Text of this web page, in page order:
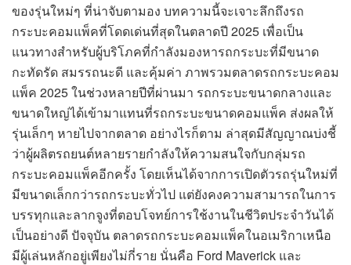
ของรุ่นใหม่ๆ ที่น่าจับตามอง บทความนี้จะเจาะลึกถึงรถ
กระบะคอมแพ็คที่โดดเด่นที่สุดในตลาดปี 2025 เพื่อเป็น
แนวทางสำหรับผู้บริโภคที่กำลังมองหารถกระบะที่มีขนาด
กะทัดรัด สมรรถนะดี และคุ้มค่า ภาพรวมตลาดรถกระบะคอม
แพ็ค 2025 ในช่วงหลายปีที่ผ่านมา รถกระบะขนาดกลางและ
ขนาดใหญ่ได้เข้ามาแทนที่รถกระบะขนาดคอมแพ็ค ส่งผลให้
รุ่นเล็กๆ หายไปจากตลาด อย่างไรก็ตาม ล่าสุดมีสัญญาณบ่งชี้
ว่าผู้ผลิตรถยนต์หลายรายกำลังให้ความสนใจกับกลุ่มรถ
กระบะคอมแพ็คอีกครั้ง โดยเห็นได้จากการเปิดตัวรถรุ่นใหม่ที่
มีขนาดเล็กกว่ารถกระบะทั่วไป แต่ยังคงความสามารถในการ
บรรทุกและลากจูงที่ตอบโจทย์การใช้งานในชีวิตประจำวันได้
เป็นอย่างดี ปัจจุบัน ตลาดรถกระบะคอมแพ็คในอเมริกาเหนือ
มีผู้เล่นหลักอยู่เพียงไม่กี่ราย นั่นคือ Ford Maverick และ